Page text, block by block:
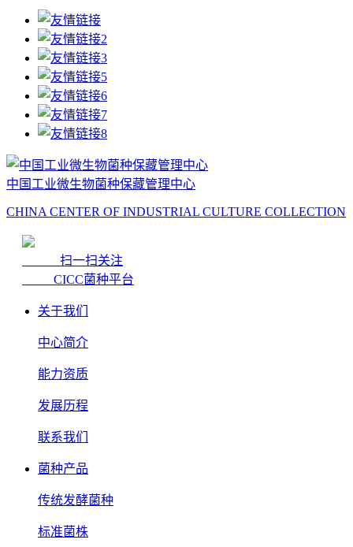
中国工业微生物菌种保藏管理中心
CHINA CENTER OF INDUSTRIAL CULTURE COLLECTION
扫一扫关注
CICC菌种平台
关于我们
中心简介
能力资质
发展历程
联系我们
菌种产品
传统发酵菌种
标准菌株